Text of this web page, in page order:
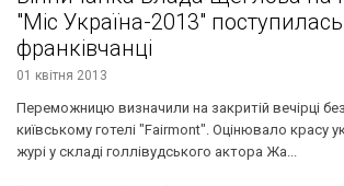
"Міс Україна-2013"
франківчанці
01 квітня 2013
Переможницю визначили на закритій вечірці
київському готелі "Fairmont". Оцінювало красу
журі у складі голлівудського актора Жа...